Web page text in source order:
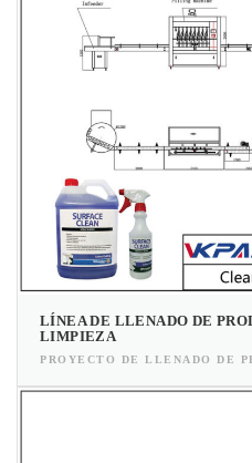
LÍNEA DE LLENADO DE
LIMPIEZA
PROYECTO DE LLENADO DE